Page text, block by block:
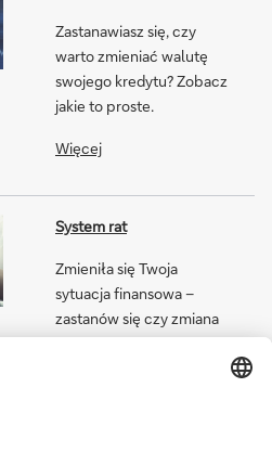
Zastanawiasz się, czy
warto zmieniać walutę
swojego kredytu? Zobacz
jakie to proste.
Więcej
System rat
Zmieniła się Twoja
sytuacja finansowa –
zastanów się czy zmiana
rat nie pomoże Ci w